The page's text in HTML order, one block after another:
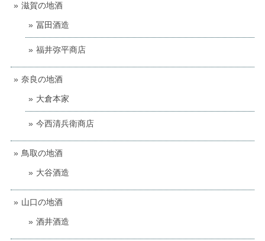
滋賀の地酒
冨田酒造
福井弥平商店
奈良の地酒
大倉本家
今西清兵衛商店
鳥取の地酒
大谷酒造
山口の地酒
酒井酒造